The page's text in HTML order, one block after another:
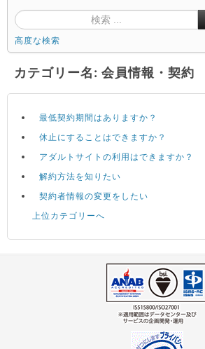
高度な検索
カテゴリー名: 会員情報・契約
最低契約期間はありますか？
休止にすることはできますか？
アダルトサイトの利用はできますか？
解約方法を知りたい
契約者情報の変更をしたい
上位カテゴリーへ